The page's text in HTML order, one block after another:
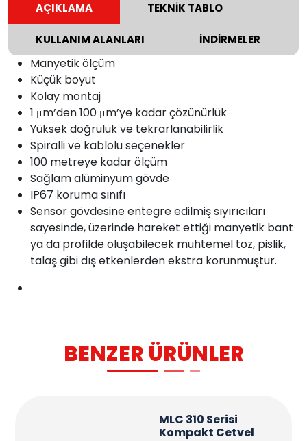
AÇIKLAMA TEKNİK TABLO
KULLANIM ALANLARI İNDİRMELER
Manyetik ölçüm
Küçük boyut
Kolay montaj
1 μm’den 100 μm’ye kadar çözünürlük
Yüksek doğruluk ve tekrarlanabilirlik
Spiralli ve kablolu seçenekler
100 metreye kadar ölçüm
Sağlam alüminyum gövde
IP67 koruma sınıfı
Sensör gövdesine entegre edilmiş sıyırıcıları
sayesinde, üzerinde hareket ettiği manyetik bant
ya da profilde oluşabilecek muhtemel toz, pislik,
talaş gibi dış etkenlerden ekstra korunmuştur.
BENZER ÜRÜNLER
MLC 310 Serisi
Kompakt Cetvel